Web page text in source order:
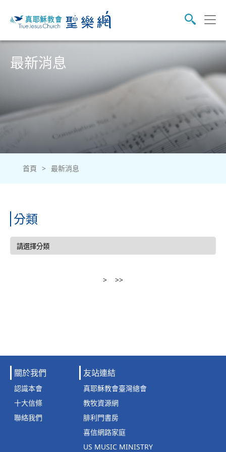
真耶穌教會
最新消息
首頁 > 最新消息
分類
> >>
關於我們
認識本會
十大信條
聯絡我們
友站連結
真耶穌教會臺灣總會
教牧資源網
腓利門書房
喜信網路家庭
US MUSIC MINISTRY